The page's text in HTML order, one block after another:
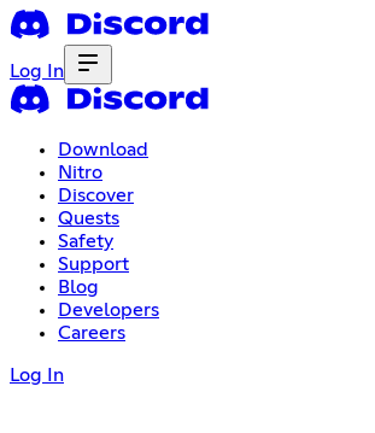
Log In
Download
Nitro
Discover
Quests
Safety
Support
Blog
Developers
Careers
Log In